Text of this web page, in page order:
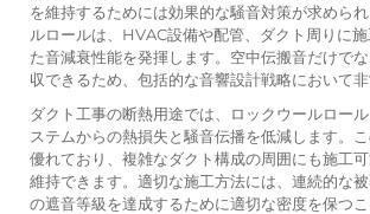
を維持するためには効果的な騒音対策が求めら
ルロールは、HVAC設備や配管、ダクト周りに
た音減衰性能を発揮します。空中伝搬音だけで
収できるため、包括的な音響設計戦略において非
ダクト工事の断熱用途では、ロックウールロー
ステムからの熱損失と騒音伝播を低減します。
優れており、複雑なダクト構成の周囲にも施工
維持できます。適切な施工方法には、連続的な
の遮音等級を達成するために適切な密度を保つこ